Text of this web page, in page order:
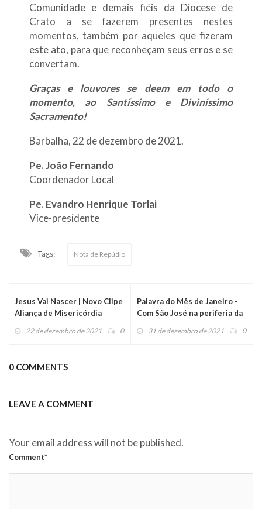
Comunidade e demais fiéis da Diocese de
Crato a se fazerem presentes nestes
momentos, também por aqueles que fizeram
este ato, para que reconheçam seus erros e se
convertam.
Graças e louvores se deem em todo o
momento, ao Santíssimo e Diviníssimo
Sacramento!
Barbalha, 22 de dezembro de 2021.
Pe. João Fernando
Coordenador Local
Pe. Evandro Henrique Torlai
Vice-presidente
Tags: Nota de Repúdio
Jesus Vai Nascer | Novo Clipe
Aliança de Misericórdia
22 de dezembro de 2021 0
Palavra do Mês de Janeiro -
Com São José na periferia da
Deus vivo!
31 de dezembro de 2021 0
0 COMMENTS
LEAVE A COMMENT
Your email address will not be published.
Comment*